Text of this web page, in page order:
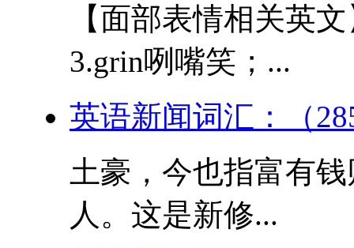
【面部表情相关英
3.grin咧嘴笑；...
英语新闻词汇：（
土豪，今也指富有
人。这是新修...